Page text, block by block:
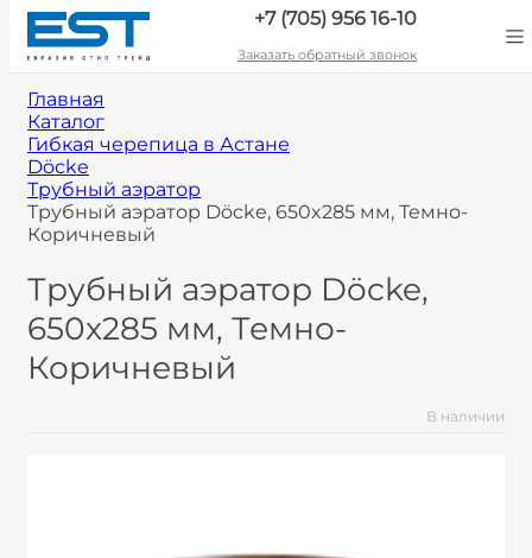
+7 (705) 956 16-10
Заказать обратный звонок
Главная
Каталог
Гибкая черепица в Астане
Döcke
Трубный аэратор
Трубный аэратор Döcke, 650x285 мм, Темно-
Коричневый
Трубный аэратор Döcke,
650x285 мм, Темно-
Коричневый
В наличии